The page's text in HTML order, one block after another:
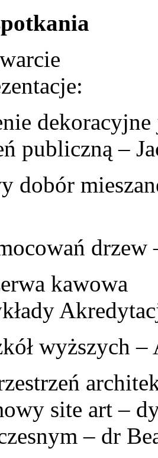
dekoracyjne
publiczną –
dobór
kawowa
wyższych
site art –
– dr